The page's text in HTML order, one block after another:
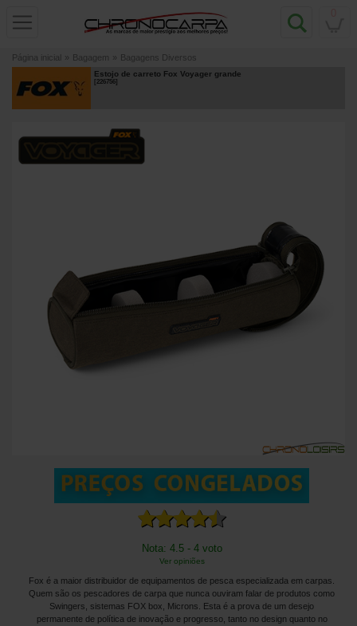
Página inicial » Bagagem » Bagagens Diversos
Estojo de carreto Fox Voyager grande
[226756]
Nota: 4.5 - 4 voto
Ver opiniões
Fox é a maior distribuidor de equipamentos de pesca especializada em carpas.
Quem são os pescadores de carpa que nunca ouviram falar de produtos como
Swingers, sistemas FOX box, Microns. Esta é a prova de um desejo
permanente de política de inovação e progresso, tanto no design quanto no